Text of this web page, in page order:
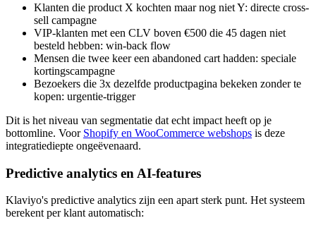
Klanten die product X kochten maar nog niet Y: directe cross-
sell campagne
VIP-klanten met een CLV boven €500 die 45 dagen niet
besteld hebben: win-back flow
Mensen die twee keer een abandoned cart hadden: speciale
kortingscampagne
Bezoekers die 3x dezelfde productpagina bekeken zonder te
kopen: urgentie-trigger
Dit is het niveau van segmentatie dat echt impact heeft op je
bottomline. Voor Shopify en WooCommerce webshops is deze
integratiediepte ongeëvenaard.
Predictive analytics en AI-features
Klaviyo's predictive analytics zijn een apart sterk punt. Het systeem
berekent per klant automatisch: